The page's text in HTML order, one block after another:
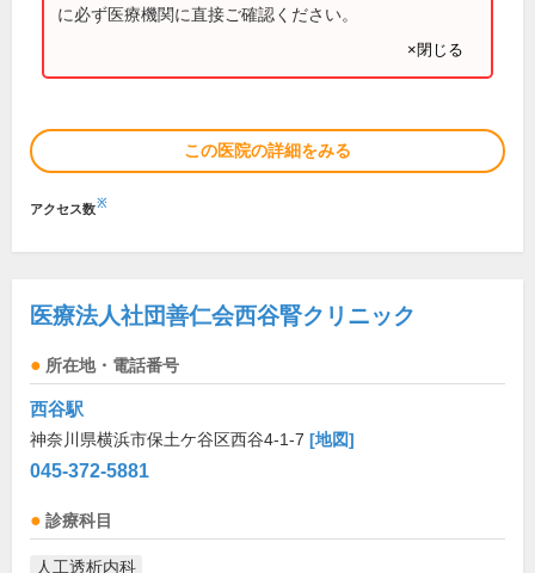
に必ず医療機関に直接ご確認ください。
×閉じる
この医院の詳細をみる
アクセス数※
医療法人社団善仁会西谷腎クリニック
所在地・電話番号
西谷駅
神奈川県横浜市保土ケ谷区西谷4-1-7 [地図]
045-372-5881
診療科目
人工透析内科